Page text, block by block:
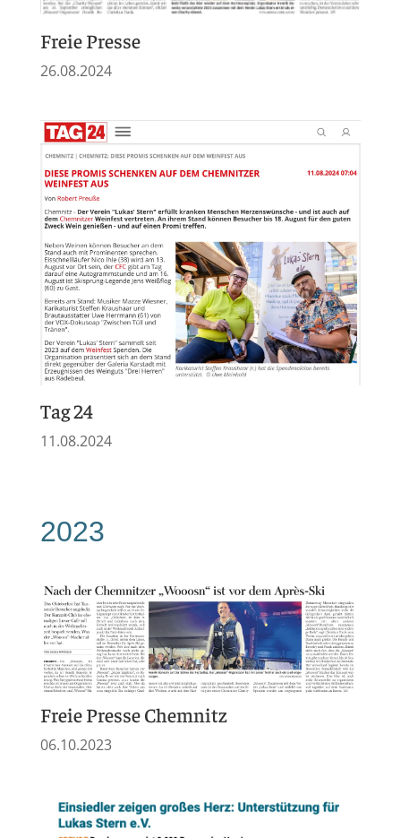
Freie Presse
26.08.2024
Tag 24
11.08.2024
2023
Freie Presse Chemnitz
06.10.2023